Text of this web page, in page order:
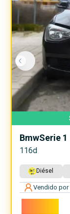
BmwSerie 1
116d
Diésel
Vendido por